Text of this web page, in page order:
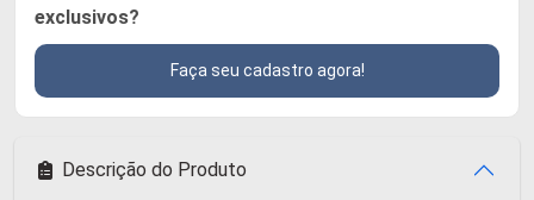
exclusivos?
Faça seu cadastro agora!
Descrição do Produto